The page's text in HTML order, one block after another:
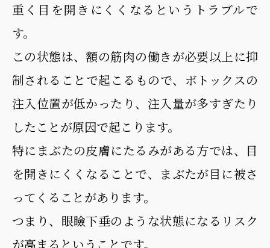
重く目を開きにくくなるというトラブルで
す。
この状態は、額の筋肉の働きが必要以上に抑
制されることで起こるもので、ボトックスの
注入位置が低かったり、注入量が多すぎたり
したことが原因で起こります。
特にまぶたの皮膚にたるみがある方では、目
を開きにくくなることで、まぶたが目に被さ
ってくることがあります。
つまり、眼瞼下垂のような状態になるリスク
が高まるということです。